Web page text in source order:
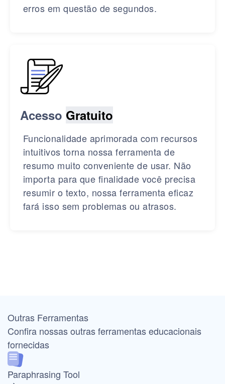
erros em questão de segundos.
Acesso Gratuito
Funcionalidade aprimorada com recursos
intuitivos torna nossa ferramenta de
resumo muito conveniente de usar. Não
importa para que finalidade você precisa
resumir o texto, nossa ferramenta eficaz
fará isso sem problemas ou atrasos.
Outras Ferramentas
Confira nossas outras ferramentas educacionais
fornecidas
Paraphrasing Tool